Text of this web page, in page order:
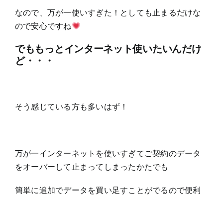
なので、万が一使いすぎた！としても止まるだけな
ので安心ですね
でももっとインターネット使いたいんだけ
ど・・・
そう感じている方も多いはず！
万が一インターネットを使いすぎてご契約のデータ
をオーバーして止まってしまったかたでも
簡単に追加でデータを買い足すことがでるので便利